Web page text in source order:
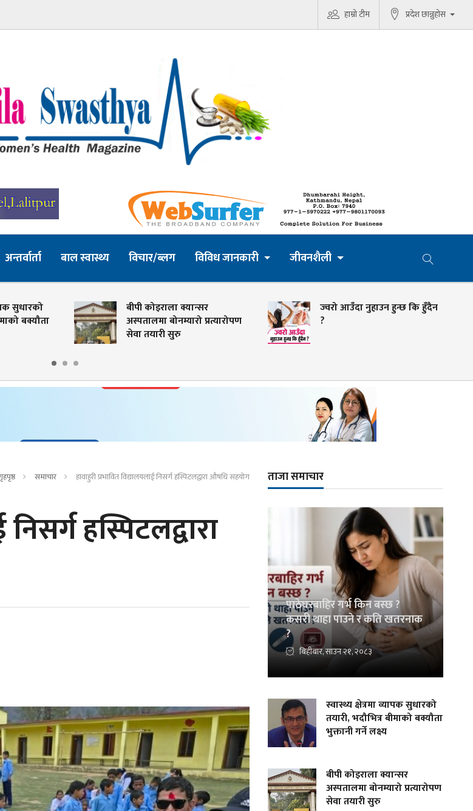
हाम्रो टीम प्रदेश छान्नुहोस
अन्तर्वार्ता बाल स्वास्थ्य विचार/ब्लग विविध जानकारी जीवनशैली
सुधारको
बक्यौता
बीपी कोइराला क्यान्सर
अस्पतालमा बोनम्यारो प्रत्यारोपण
सेवा तयारी सुरु
ज्वरो आउँदा नुहाउन हुन्छ कि हुँदैन
?
समाचार हावाहुरी प्रभावित विद्यालयलाई निसर्ग हस्पिटलद्वारा औषधि सहयोग
हस्पिटलद्वारा
ताजा समाचार
पाठेघरबाहिर गर्भ किन बस्छ ?
कसरी थाहा पाउने र कति खतरनाक
?
बिहीबार, साउन २१, २०८३
स्वास्थ्य क्षेत्रमा व्यापक सुधारको
तयारी, भदौभित्र बीमाको बक्यौता
भुक्तानी गर्ने लक्ष्य
बीपी कोइराला क्यान्सर
अस्पतालमा बोनम्यारो प्रत्यारोपण
सेवा तयारी सुरु